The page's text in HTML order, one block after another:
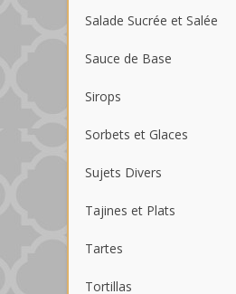
Salade Sucrée et Salée
Sauce de Base
Sirops
Sorbets et Glaces
Sujets Divers
Tajines et Plats
Tartes
Tortillas